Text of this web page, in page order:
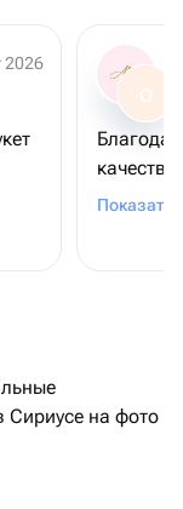
2026
О
качество ягод
выше
Показать
Сириусе на фото